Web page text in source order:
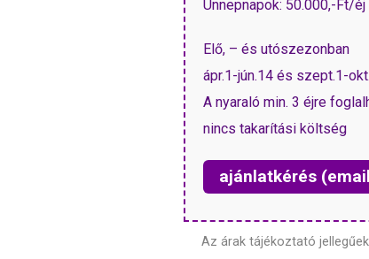
Ünnepnapok: 50.000,-Ft/éj
Elő, – és utószezonban
ápr.1-jún.14 és szept.1-
A nyaraló min. 3 éjre
nincs takarítási költség
ajánlatkérés
Az árak tájékoztató